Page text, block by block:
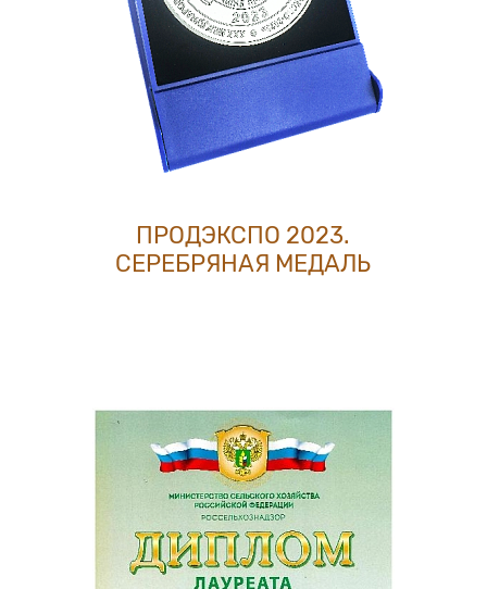
ПРОДЭКСПО 2023.
СЕРЕБРЯНАЯ МЕДАЛЬ